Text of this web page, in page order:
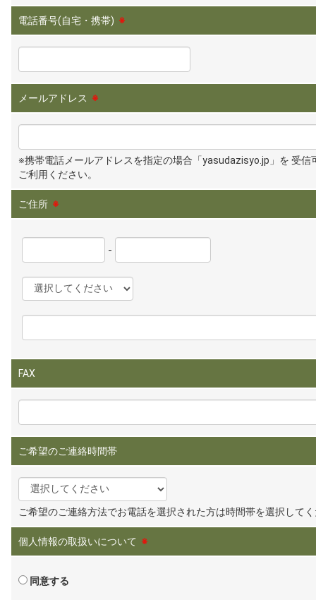
電話番号(自宅・携帯) ※
メールアドレス ※
※携帯電話メールアドレスを指定の場合「yasudazisyo.jp」を 受信
ご利用ください。
ご住所 ※
-
FAX
ご希望のご連絡時間帯
ご希望のご連絡方法でお電話を選択された方は時間帯を選択して
個人情報の取扱いについて ※
同意する